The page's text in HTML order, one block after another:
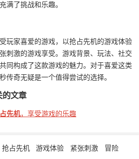
满了挑战和乐趣。
玩家喜爱的游戏，以抢占先机的游戏体验
刺激的游戏享受。游戏背景、玩法、社交
同构成了这款游戏的魅力。对于喜爱这类
传奇无疑是一个值得尝试的选择。
的文章
先机，享受游戏的乐趣
抢占先机 游戏体验 紧张刺激 冒险